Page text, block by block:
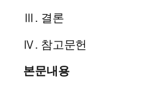
Ⅲ. 결론
Ⅳ. 참고문헌
본문내용